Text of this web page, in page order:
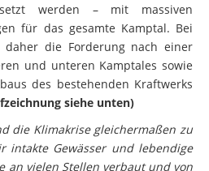
werden – mit massiven
für das gesamte Kamptal. Bei
daher die Forderung nach einer
und unteren Kamptales sowie
des bestehenden Kraftwerks
siehe unten)
die Klimakrise gleichermaßen zu
intakte Gewässer und lebendige
an vielen Stellen verbaut und von